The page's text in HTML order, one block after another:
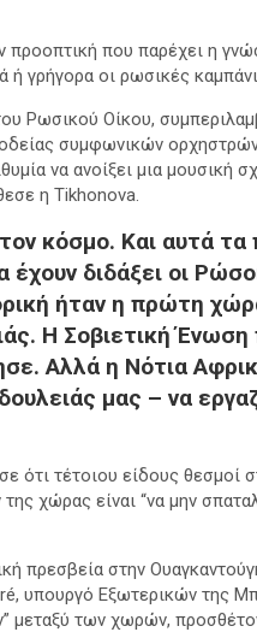
που παρέχει η
γρήγορα οι ρωσικές
Ρωσικού Οίκου,
συμφωνικών
να ανοίξει μια μουσική
η Tikhonova.
κόσμο. Και αυτά τα
έχουν διδάξει οι
ήταν η πρώτη
Η Σοβιετική
Αλλά η Νότια
μας – να
ότι τέτοιου είδους θεσμοί
χώρας είναι “να μην
πρεσβεία στην
υπουργό Εξωτερικών της
των χωρών,